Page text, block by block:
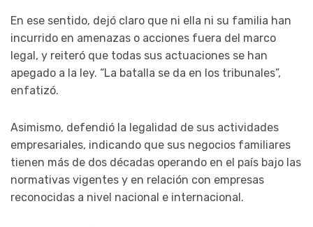
En ese sentido, dejó claro que ni ella ni su familia han
incurrido en amenazas o acciones fuera del marco
legal, y reiteró que todas sus actuaciones se han
apegado a la ley. “La batalla se da en los tribunales”,
enfatizó.
Asimismo, defendió la legalidad de sus actividades
empresariales, indicando que sus negocios familiares
tienen más de dos décadas operando en el país bajo las
normativas vigentes y en relación con empresas
reconocidas a nivel nacional e internacional.